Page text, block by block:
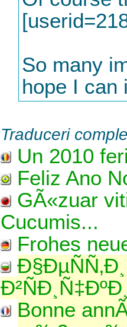
So many
hope I can
Traduceri
Un 2010
Feliz Ano
GÃ«zuar
Cucumis...
Frohes
Bonne